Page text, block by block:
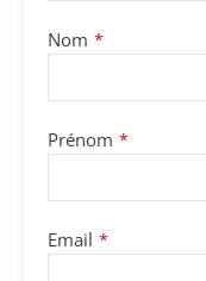
Nom *
Prénom *
Email *